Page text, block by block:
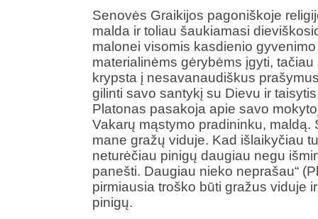
Senovės Graikijos pagoniškoje
malda ir toliau šaukiamasi
malonei visomis kasdienio
materialinėms gėrybėms įgyti,
krypsta į nesavanaudiškus
gilinti savo santykį su Dievu ir
Platonas pasakoja apie savo
Vakarų mąstymo pradininku, maldą.
mane gražų viduje. Kad išlaikyčiau
neturėčiau pinigų daugiau negu
panešti. Daugiau nieko neprašau“
pirmiausia troško būti gražus viduje
pinigų.